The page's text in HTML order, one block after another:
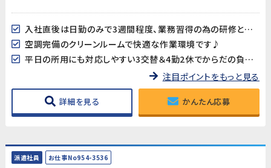
入社直後は日勤のみで3週間程度、業務習得の為の研修となります。
空調完備のクリーンルームで快適な作業環境です♪
平日の所用にも対応しやすい3交替＆4勤2休でからだの負担も軽減。
注目ポイントをもっと見る
詳細を見る かんたん応募
派遣社員 お仕事No954-3536